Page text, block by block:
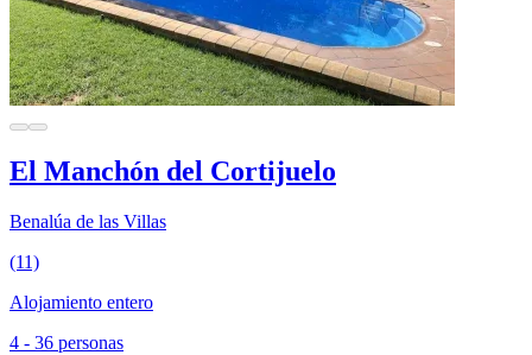
El Manchón del Cortijuelo
Benalúa de las Villas
(11)
Alojamiento entero
4 - 36 personas